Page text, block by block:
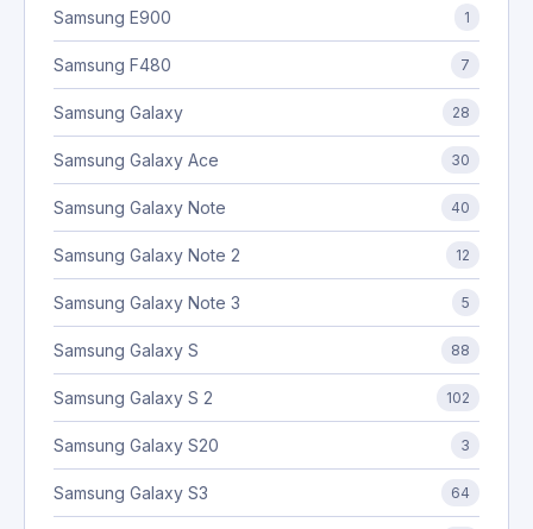
Samsung E900 1
Samsung F480 7
Samsung Galaxy 28
Samsung Galaxy Ace 30
Samsung Galaxy Note 40
Samsung Galaxy Note 2 12
Samsung Galaxy Note 3 5
Samsung Galaxy S 88
Samsung Galaxy S 2 102
Samsung Galaxy S20 3
Samsung Galaxy S3 64